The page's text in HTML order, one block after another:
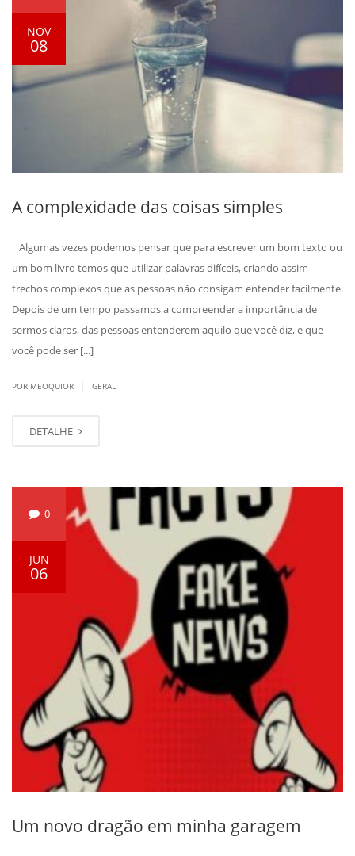
NOV
08
A complexidade das coisas simples
Algumas vezes podemos pensar que para escrever um bom texto ou
um bom livro temos que utilizar palavras difíceis, criando assim
trechos complexos que as pessoas não consigam entender facilmente.
Depois de um tempo passamos a compreender a importância de
sermos claros, das pessoas entenderem aquilo que você diz, e que
você pode ser [...]
POR MEOQUIOR GERAL
DETALHE
0
JUN
06
Um novo dragão em minha garagem